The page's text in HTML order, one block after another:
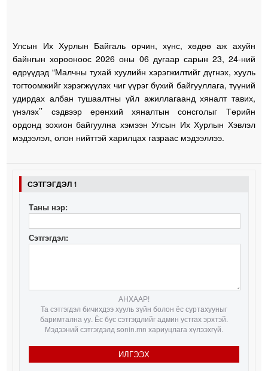
Улсын Их Хурлын Байгаль орчин, хүнс, хөдөө аж ахуйн
байнгын хорооноос 2026 оны 06 дугаар сарын 23, 24-ний
өдрүүдэд “Малчны тухай хуулийн хэрэгжилтийг дүгнэх, хууль
тогтоомжийг хэрэгжүүлэх чиг үүрэг бүхий байгууллага, түүний
удирдах албан тушаалтны үйл ажиллагаанд хяналт тавих,
үнэлэх’’ сэдвээр ерөнхий хяналтын сонсголыг Төрийн
ордонд зохион байгуулна хэмээн Улсын Их Хурлын Хэвлэл
мэдээлэл, олон нийттэй харилцах газраас мэдээллээ.
СЭТГЭГДЭЛ 1
Таны нэр:
Сэтгэгдэл:
АНХААР!
Та сэтгэгдэл бичихдээ хууль зүйн болон ёс суртахууныг
баримтална уу. Ёс бус сэтгэгдлийг админ устгах эрхтэй.
Мэдээний сэтгэгдэлд sonin.mn хариуцлага хүлээхгүй.
ИЛГЭЭХ